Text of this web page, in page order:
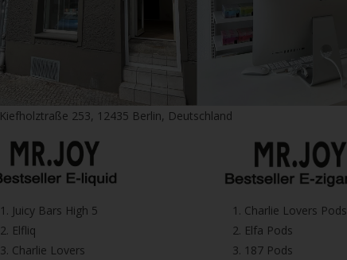
Kiefholztraße 253, 12435 Berlin, Deutschland
1.⁠ ⁠Juicy Bars High 5
2.⁠ ⁠⁠Elfliq
3.⁠ ⁠⁠Charlie Lovers
1.⁠ ⁠Charlie Lovers Pods
2.⁠ ⁠⁠Elfa Pods
3.⁠ ⁠⁠187 Pods